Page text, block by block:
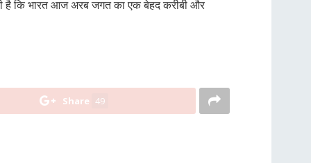
है कि भारत आज अरब जगत का एक बेहद करीबी और
Share 49